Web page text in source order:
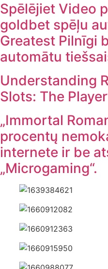
Spēlējiet Video
goldbet spēļu
Greatest Pilnīgi
automātu
Understanding
Slots: The
„Immortal
procentų
internete ir be
„Microgaming“.